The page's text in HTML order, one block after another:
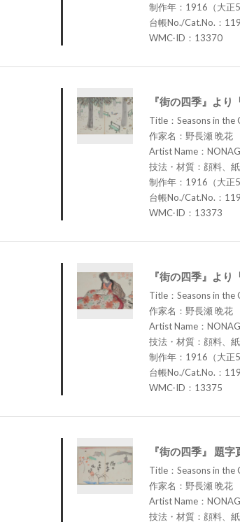
制作年：1916（大正5
台帳No./Cat.No.：
WMC-ID：13370
『街の四季』より
Title：Seasons in the
作家名：野長瀬 晩花
Artist Name：
技法・材質：顔料、紙
制作年：1916（大正5
台帳No./Cat.No.：
WMC-ID：13373
『街の四季』より
Title：Seasons in the
作家名：野長瀬 晩花
Artist Name：
技法・材質：顔料、紙
制作年：1916（大正5
台帳No./Cat.No.：
WMC-ID：13375
『街の四季』 題字
Title：Seasons in the
作家名：野長瀬 晩花
Artist Name：
技法・材質：顔料、紙